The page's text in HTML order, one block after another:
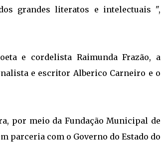
grandes literatos e intelectuais ",
e cordelista Raimunda Frazão, a
e escritor Alberico Carneiro e o
por meio da Fundação Municipal de
parceria com o Governo do Estado do